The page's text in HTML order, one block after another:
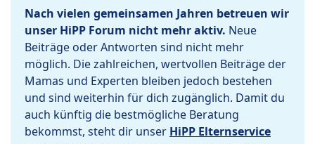
Nach vielen gemeinsamen Jahren betreuen wir
unser HiPP Forum nicht mehr aktiv. Neue
Beiträge oder Antworten sind nicht mehr
möglich. Die zahlreichen, wertvollen Beiträge der
Mamas und Experten bleiben jedoch bestehen
und sind weiterhin für dich zugänglich. Damit du
auch künftig die bestmögliche Beratung
bekommst, steht dir unser HiPP Elternservice